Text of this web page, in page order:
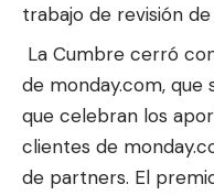
trabajo de revisión
La Cumbre cerró
de monday.com,
que celebran los
clientes de
de partners. El